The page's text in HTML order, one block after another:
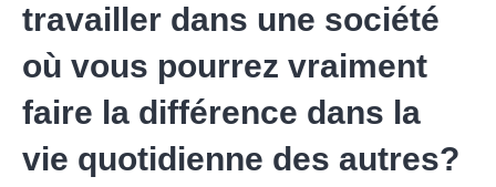
travailler dans une société
où vous pourrez vraiment
faire la différence dans la
vie quotidienne des autres?